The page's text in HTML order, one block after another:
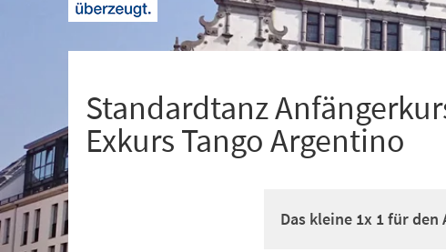
Standardtanz
Exkurs Tango Argentino
Das kleine 1x 1 für